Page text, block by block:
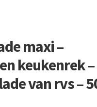
maxi –
keukenrek –
van rvs –